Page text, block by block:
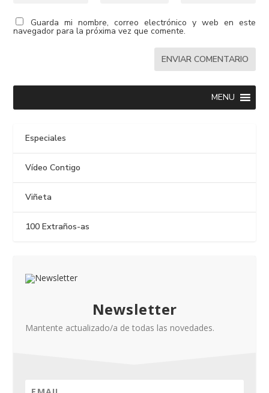
Guarda mi nombre, correo electrónico y web en este
navegador para la próxima vez que comente.
MENU
Especiales
Vídeo Contigo
Viñeta
100 Extraños-as
Newsletter
Mantente actualizado/a de todas las novedades.